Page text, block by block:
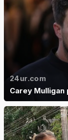
24ur.com
Carey